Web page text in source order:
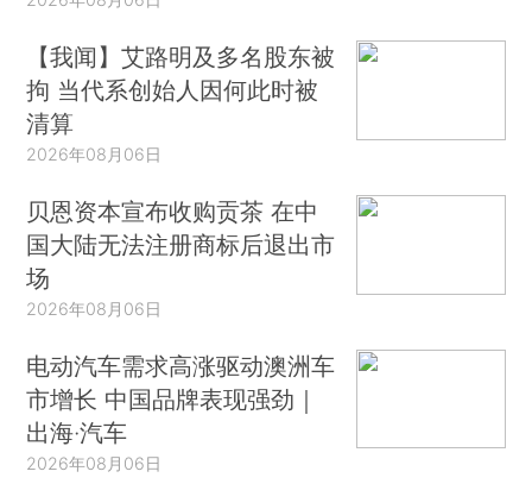
【我闻】艾路明及多名股东被
拘 当代系创始人因何此时被
清算
2026年08月06日
贝恩资本宣布收购贡茶 在中
国大陆无法注册商标后退出市
场
2026年08月06日
电动汽车需求高涨驱动澳洲车
市增长 中国品牌表现强劲｜
出海·汽车
2026年08月06日